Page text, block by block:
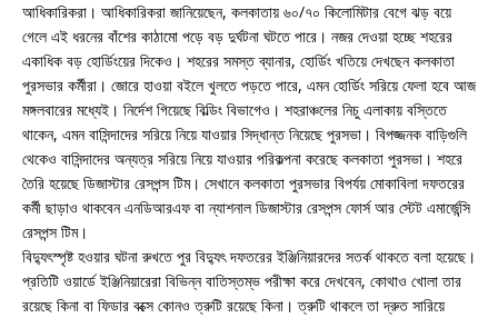
আধিকারিকরা। আধিকারিকরা জানিয়েছেন, কলকাতায় ৬০/৭০ কিলোমিটার বেগে ঝড় বয়ে
গেলে এই ধরনের বাঁশের কাঠামো পড়ে বড় দুর্ঘটনা ঘটতে পারে। নজর দেওয়া হচ্ছে শহরের
একাধিক বড় হোর্ডিংয়ের দিকেও। শহরের সমস্ত ব্যানার, হোর্ডিং খতিয়ে দেখছেন কলকাতা
পুরসভার কর্মীরা। জোরে হাওয়া বইলে খুলতে পড়তে পারে, এমন হোর্ডিং সরিয়ে ফেলা হবে আজ
মঙ্গলবারের মধ্যেই। নির্দেশ গিয়েছে বিল্ডিং বিভাগেও। শহরাঞ্চলের নিচু এলাকায় বস্তিতে
থাকেন, এমন বাসিন্দাদের সরিয়ে নিয়ে যাওয়ার সিদ্ধান্ত নিয়েছে পুরসভা। বিপজ্জনক বাড়িগুলি
থেকেও বাসিন্দাদের অন্যত্র সরিয়ে নিয়ে যাওয়ার পরিকল্পনা করেছে কলকাতা পুরসভা। শহরে
তৈরি হয়েছে ডিজাস্টার রেসপন্স টিম। সেখানে কলকাতা পুরসভার বিপর্যয় মোকাবিলা দফতরের
কর্মী ছাড়াও থাকবেন এনডিআরএফ বা ন্যাশনাল ডিজাস্টার রেসপন্স ফোর্স আর স্টেট এমার্জেন্সি
রেসপন্স টিম।
বিদ্যুৎস্পৃষ্ট হওয়ার ঘটনা রুখতে পুর বিদ্যুৎ দফতরের ইঞ্জিনিয়ারদের সতর্ক থাকতে বলা হয়েছে।
প্রতিটি ওয়ার্ডে ইঞ্জিনিয়ারেরা বিভিন্ন বাতিস্তম্ভ পরীক্ষা করে দেখবেন, কোথাও খোলা তার
রয়েছে কিনা বা ফিডার বক্সে কোনও ত্রুটি রয়েছে কিনা। ত্রুটি থাকলে তা দ্রুত সারিয়ে